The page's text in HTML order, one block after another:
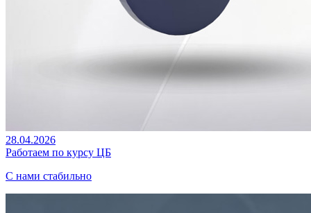
28.04.2026
Работаем по курсу ЦБ
С нами стабильно